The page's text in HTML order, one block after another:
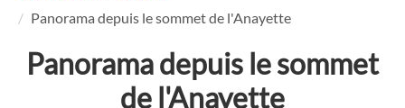
Panorama depuis le sommet de l'Anayette
Panorama depuis le sommet
de l'Anayette